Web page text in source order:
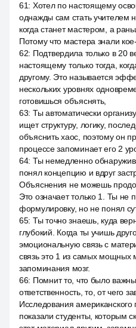
61: Хотел по настоящему
однажды сам стать учителем
когда станет мастером, а
Потому что мастера знали
62: Подтвердила только в 20
настоящему только тогда,
другому. Это называется
нескольких уровнях
готовишься объяснять,
63: Ты автоматически
ищет структуру, логику,
объяснить хаос, поэтому он
процессе запоминает его 2
64: Ты немедленно
понял концепцию и вдруг
Объяснения не можешь
Это означает только 1. Ты не
формулировку, но не понял
65: Ты точно знаешь, куда
глубокий. Когда ты учишь
эмоциональную связь с
связь это 1 из самых мощных
запоминания мозг.
66: Помнит то, что было
ответственность, то, от чего
Исследования американского
показали студенты, которым